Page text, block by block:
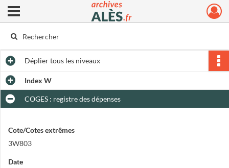
Archives municipales d'Alès
Ouvrir le menu déroulant
Dépliertous les niveaux
Index W
COGES : registre des dépenses
Cote/Cotes extrêmes
3W803
Date